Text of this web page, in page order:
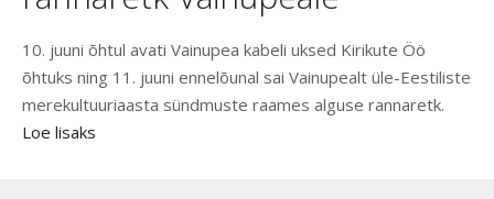
10. juuni õhtul avati Vainupea kabeli uksed Kirikute Öö
õhtuks ning 11. juuni ennelõunal sai Vainupealt üle-Eestiliste
merekultuuriaasta sündmuste raames alguse rannaretk.
Loe lisaks